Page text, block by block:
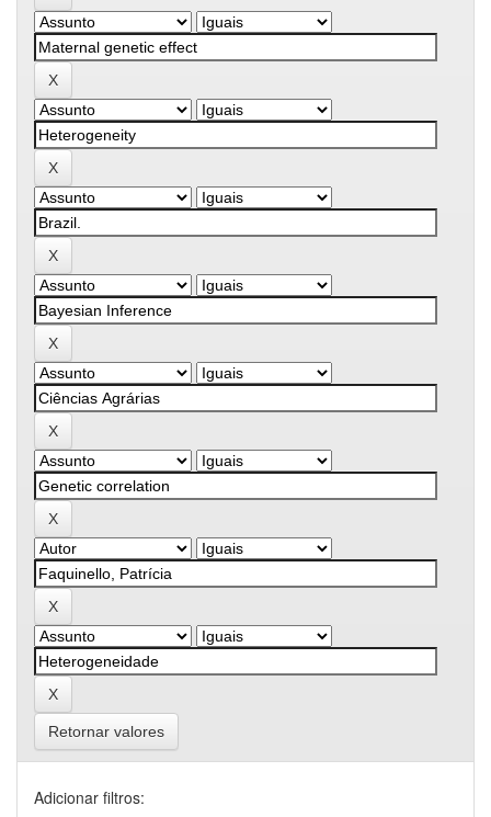
Retornar valores
Adicionar filtros: